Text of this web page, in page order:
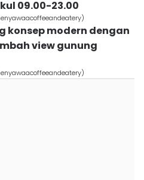
09.00-23.00
konsep modern dengan
view gunung